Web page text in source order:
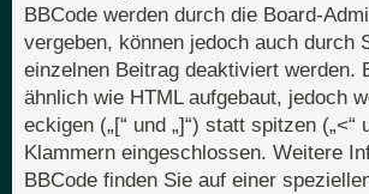
BBCode werden durch die Board-
vergeben, können jedoch auch durch
einzelnen Beitrag deaktiviert werden.
ähnlich wie HTML aufgebaut, jedoch
eckigen („[“ und „]“) statt spitzen („<“
Klammern eingeschlossen. Weitere
BBCode finden Sie auf einer